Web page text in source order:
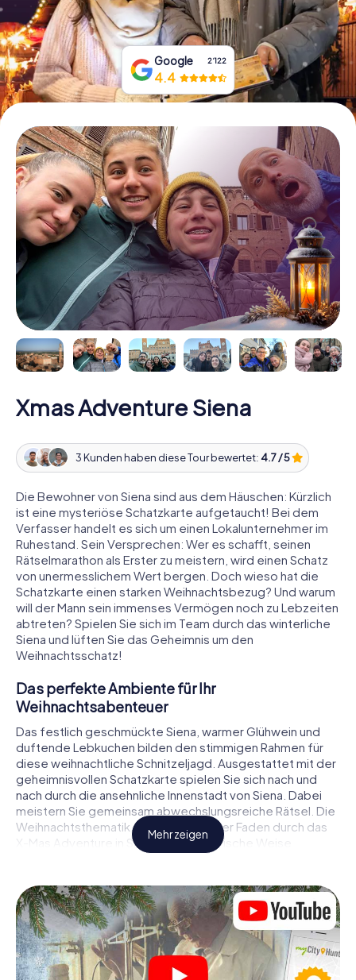
Gutscheine bestellen
Google 2‘122
4.4
Xmas Adventure Siena
3 Kunden haben diese Tour bewertet: 4.7 / 5
Die Bewohner von Siena sind aus dem Häuschen: Kürzlich
ist eine mysteriöse Schatzkarte aufgetaucht! Bei dem
Verfasser handelt es sich um einen Lokalunternehmer im
Ruhestand. Sein Versprechen: Wer es schafft, seinen
Rätselmarathon als Erster zu meistern, wird einen Schatz
von unermesslichem Wert bergen. Doch wieso hat die
Schatzkarte einen starken Weihnachtsbezug? Und warum
will der Mann sein immenses Vermögen noch zu Lebzeiten
abtreten? Spielen Sie sich im Team durch das winterliche
Siena und lüften Sie das Geheimnis um den
Weihnachtsschatz!
Das perfekte Ambiente für Ihr
Weihnachtsabenteuer
Das festlich geschmückte Siena, warmer Glühwein und
duftende Lebkuchen bilden den stimmigen Rahmen für
diese weihnachtliche Schnitzeljagd. Ausgestattet mit der
geheimnisvollen Schatzkarte spielen Sie sich nach und
nach durch die ansehnliche Innenstadt von Siena. Dabei
meistern Sie gemeinsam abwechslungsreiche Rätsel. Die
Weihnachtsthematik zieht sich als roter Faden durch das
X-Mas Adventure in Siena. Auf spielerische Weise
erfahren Sie faszinierende Anekdoten rund um das
Hinweise richtig zu deuten und anderen Schatzsuchern
stets einen Schritt voraus zu sein?
Der Weihnachtsmarkt von Siena als
Zwischenstopp
Mehr zeigen